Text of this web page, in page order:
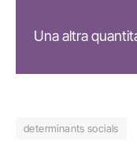
Una altra
determinants socials